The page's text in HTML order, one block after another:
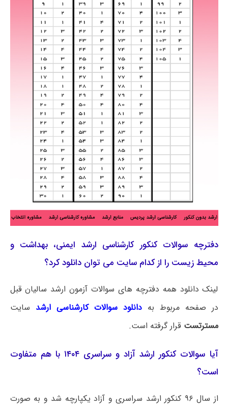
دفترچه سوالات کنکور کارشناسی ارشد ایمنی، بهداشت و
محیط زیست را از کدام سایت می توان دانلود کرد؟
لینک دانلود همه دفترچه های سوالات آزمون ارشد سالیان قبل
در صفحه مربوط بهدانلود سوالات کارشناسی ارشد سایت
مسترتست قرار گرفته است.
آیا سوالات کنکور ارشد آزاد و سراسری ۱۴۰۴ با هم متفاوت
است؟
از سال ۹۶ کنکور ارشد سراسری و آزاد یکپارچه شد و به صورت